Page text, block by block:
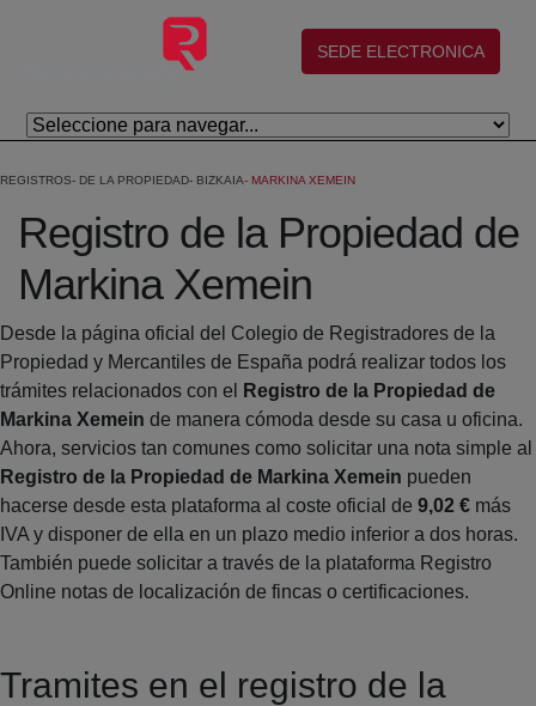
Eduki nagusira joan
(abre en nueva ventana)
SEDE ELECTRONICA
REGISTROS DE LA PROPIEDAD BIZKAIA MARKINA XEMEIN
Registro de la Propiedad de
Markina Xemein
Desde la página oficial del Colegio de Registradores de la
Propiedad y Mercantiles de España podrá realizar todos los
trámites relacionados con el
Registro de la Propiedad de
Markina Xemein de manera cómoda desde su casa u oficina.
Ahora, servicios tan comunes como solicitar una nota simple al
Registro de la Propiedad de Markina Xemein pueden
hacerse desde esta plataforma al coste oficial de 9,02 € más
IVA y disponer de ella en un plazo medio inferior a dos horas.
También puede solicitar a través de la plataforma Registro
Online notas de localización de fincas o certificaciones.
Tramites en el registro de la